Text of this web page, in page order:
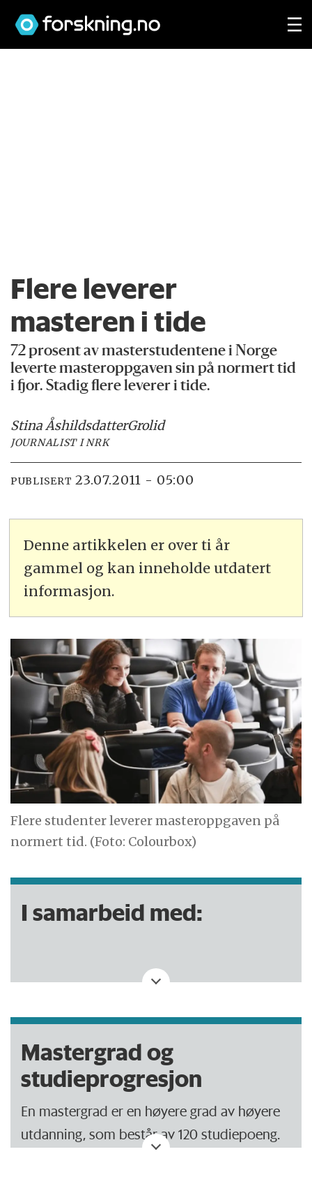
Flere leverer
masteren i tide
72 prosent av masterstudentene i Norge
leverte masteroppgaven sin på normert tid
i fjor. Stadig flere leverer i tide.
Stina ÅshildsdatterGrolid
JOURNALIST I NRK
PUBLISERT 23.07.2011 - 05:00
Denne artikkelen er over ti år
gammel og kan inneholde utdatert
informasjon.
Flere studenter leverer masteroppgaven på
normert tid. (Foto: Colourbox)
I samarbeid med:
Denne artikkelen er produsert av NRK.
Mastergrad og
studieprogresjon
En mastergrad er en høyere grad av høyere
utdanning, som består av 120 studiepoeng.